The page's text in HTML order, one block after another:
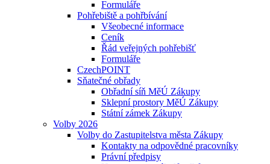
Formuláře
Pohřebiště a pohřbívání
Všeobecné informace
Ceník
Řád veřejných pohřebišť
Formuláře
CzechPOINT
Sňatečné obřady
Obřadní síň MěÚ Zákupy
Sklepní prostory MěÚ Zákupy
Státní zámek Zákupy
Volby 2026
Volby do Zastupitelstva města Zákupy
Kontakty na odpovědné pracovníky
Právní předpisy